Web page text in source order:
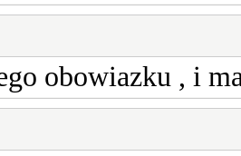
obowiazku , i